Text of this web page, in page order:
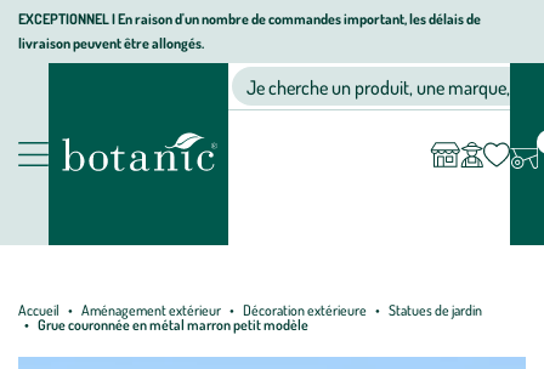
Aller
Aller
au
Aller
au
page
EXCEPTIONNEL I En raison d'un nombre de commandes important, les délais de
livraison peuvent être allongés.
Nos produits
Jardinerie écologique, animalerie, décoration, alimentation bio
Je cherche un produit, une marque, un
compte
Accueil Aménagement extérieur Décoration extérieure
Statues de jardin
Grue couronnée en métal marron petit modèle